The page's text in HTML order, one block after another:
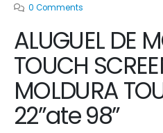
0 Comments
ALUGUEL DE
TOUCH
MOLDURA
22”ate 98”